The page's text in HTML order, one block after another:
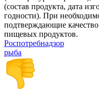
(состав продукта, дата
годности). При
подтверждающие
пищевых продуктов.
Роспотребнадзор
рыба